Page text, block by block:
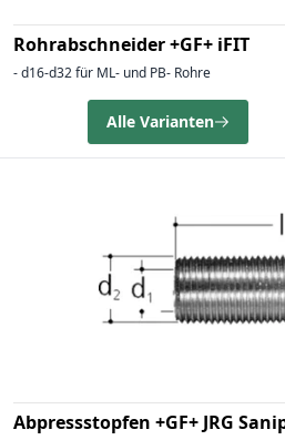
Rohrabschneider +GF+ iFIT
- d16-d32 für ML- und PB- Rohre
Alle Varianten
Abpressstopfen +GF+ JRG